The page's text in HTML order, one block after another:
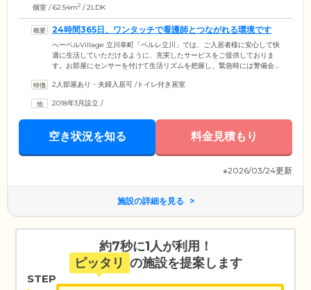
個室 / 62.54m2 / 2LDK
24時間365日、ワンタッチで看護師とつながれる環境です
へーベルVillage 立川幸町「ペルレ立川」では、ご入居者様に安心して快
適に生活していただけるように、充実したサービスをご提供しておりま
す。お部屋にセンサーを付けて生活リズムを把握し、緊急時には警備会
察知し、迅速な対応をすることが可能に。また、24時間365日看護師によ
タッチで看護師にご連絡いただけます。さらに、お部屋には月に1度、社
会福祉士などの相談員が訪問。ご入居者様と顔を合わせてお話していた
2人部屋あり・夫婦入居可 /トイレ付き居室
2018年3月設立 /
空き状況を知る 料金見積もり
※2026/03/24更新
施設の詳細を見る
約7秒に1人が利用！
ピッタリ の施設を提案します
STEP